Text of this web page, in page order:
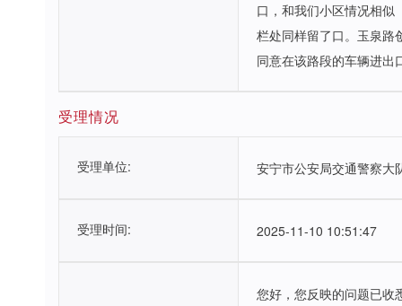
口，和我们小区情况相似
栏处同样留了口。玉泉路
同意在该路段的车辆进出
受理情况
受理单位: 安宁市公安局交通警察大
受理时间: 2025-11-10 10:51:47
您好，您反映的问题已收